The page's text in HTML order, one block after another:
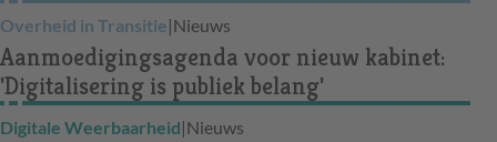
Overheid in Transitie|Nieuws
Aanmoedigingsagenda voor nieuw kabinet:
'Digitalisering is publiek belang'
Digitale Weerbaarheid|Nieuws